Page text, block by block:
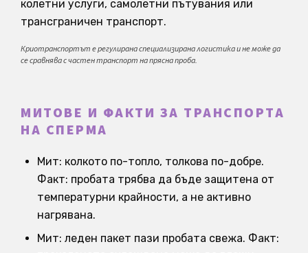
колетни услуги, самолетни пътувания или
трансграничен транспорт.
Криотранспортът е регулирана специализирана логистика и не може да
се сравнява с частен транспорт на прясна проба.
МИТОВЕ И ФАКТИ ЗА ТРАНСПОРТА
НА СПЕРМА
Мит: колкото по-топло, толкова по-добре.
Факт: пробата трябва да бъде защитена от
температурни крайности, а не активно
нагрявана.
Мит: леден пакет пази пробата свежа. Факт: